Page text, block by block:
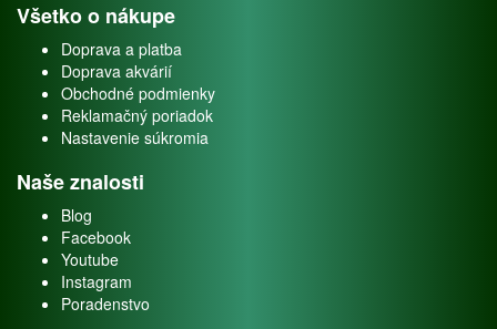
Všetko o nákupe
Doprava a platba
Doprava akvárií
Obchodné podmienky
Reklamačný poriadok
Nastavenie súkromia
Naše znalosti
Blog
Facebook
Youtube
Instagram
Poradenstvo